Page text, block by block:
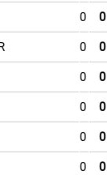
0 0
0 0
0 0
0 0
0 0
0 0